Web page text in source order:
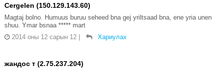
Cergelen (150.129.143.60)
Magtaj bolno. Humuus buruu seheed bna gej yriltsaad bna, ene yria unen
shuu. Ymar bsnaa ***** mart
2014 оны 12 сарын 12
Хариулах
жандос т (2.75.237.204)